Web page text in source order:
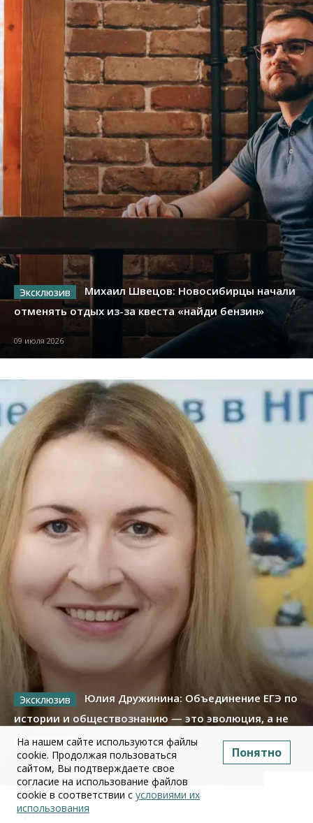
Михаил Швецов: Новосибирцы начали
отменять отдых из-за квеста «найди бензин»
09 июля 2026
Юлия Дружинина: Объединение ЕГЭ по
истории и обществознанию — это эволюция, а не
революция
02 июля 2026
Про Бизнес
На нашем сайте используются файлы
cookie. Продолжая пользоваться
сайтом, Вы подтверждаете свое
согласие на использование файлов
cookie в соответствии с условиями их
использования
Понятно